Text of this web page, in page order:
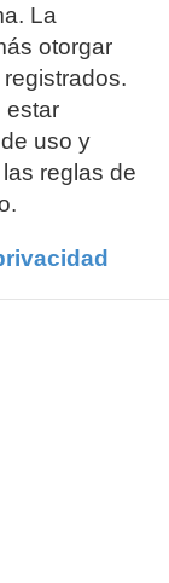
La
otorgar
estar
uso y
reglas de